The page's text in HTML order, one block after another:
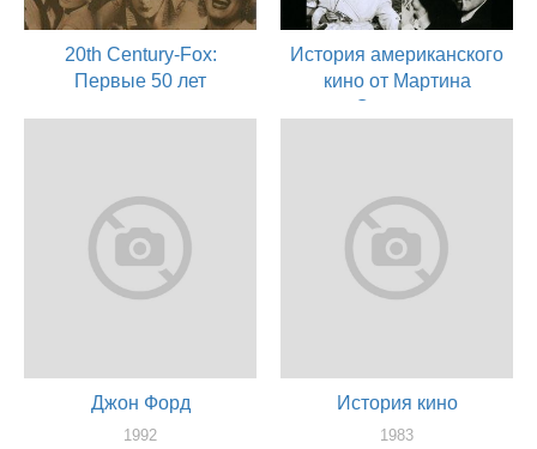
20th Century-Fox:
Первые 50 лет
История американского
кино от Мартина
Скорсезе
Джон Форд
1992
История кино
1983